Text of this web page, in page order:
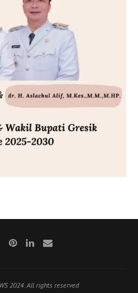
2024. All rights reserved